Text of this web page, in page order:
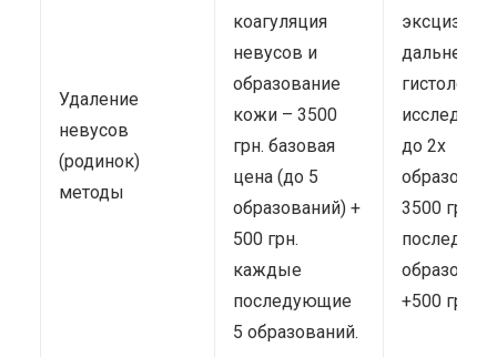
Удаление
невусов
(родинок)
методы
коагуляция
невусов и
образование
кожи – 3500
грн. базовая
цена (до 5
образований) +
500 грн.
каждые
последующие
5 образований.
эксцизия
до 2х
3500 грн.
+500 грн.